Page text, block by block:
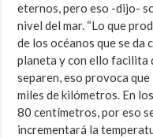
eternos, pero eso -dijo-
nivel del mar. “Lo que
de los océanos que se da
planeta y con ello facilita
separen, eso provoca
miles de kilómetros. En
80 centímetros, por eso
incrementará la